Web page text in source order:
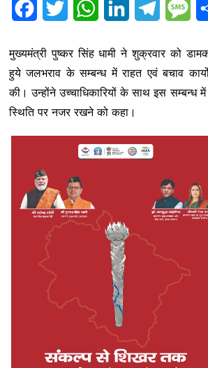
c
b
o
k
i
t
e
W
a
t
s
A
p
n
e
d
I
l
r
m
s
g
मुख्यमंत्री पुष्कर सिंह धामी ने शुक्रवार को
हुये जलभराव के सम्बन्ध में राहत एवं बचाव
की। उन्होंने उच्चाधिकारियों के साथ इस सम्बन्ध में
स्थिति पर नजर रखने को कहा।